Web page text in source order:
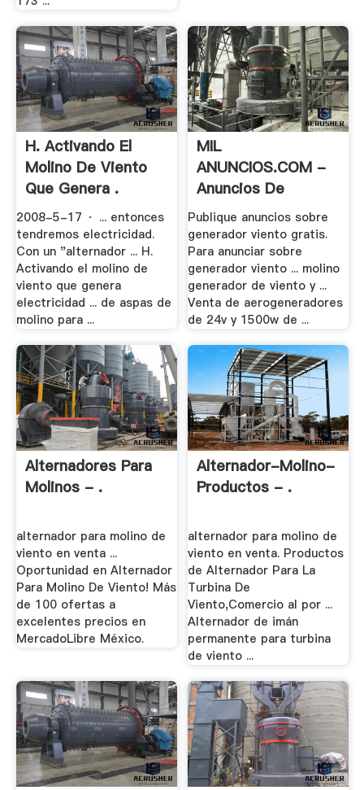
H. Activando El
Molino De Viento
Que Genera .
2008-5-17 · ... entonces
tendremos electricidad.
Con un "alternador ... H.
Activando el molino de
viento que genera
electricidad ... de aspas de
molino para ...
MIL
ANUNCIOS.COM -
Anuncios De
Generador .
Publique anuncios sobre
generador viento gratis.
Para anunciar sobre
generador viento ... molino
generador de viento y ...
Venta de aerogeneradores
de 24v y 1500w de ...
Alternadores Para
Molinos - .
alternador para molino de
viento en venta ...
Oportunidad en Alternador
Para Molino De Viento! Más
de 100 ofertas a
excelentes precios en
MercadoLibre México.
Alternador-Molino-
Productos - .
alternador para molino de
viento en venta. Productos
de Alternador Para La
Turbina De
Viento,Comercio al por ...
Alternador de imán
permanente para turbina
de viento ...